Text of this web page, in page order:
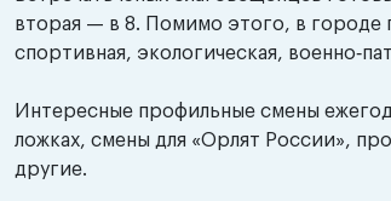
вторая — в 8. Помимо этого, в городе
спортивная, экологическая,
Интересные профильные смены
ложках, смены для «Орлят России»,
другие.